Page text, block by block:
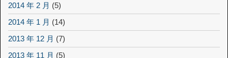
2014 年 2 月 (5)
2014 年 1 月 (14)
2013 年 12 月 (7)
2013 年 11 月 (5)